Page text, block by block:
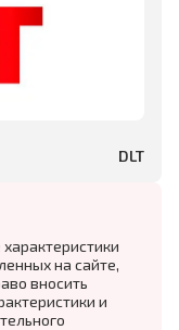
DLT
на сайте,
вносить
и